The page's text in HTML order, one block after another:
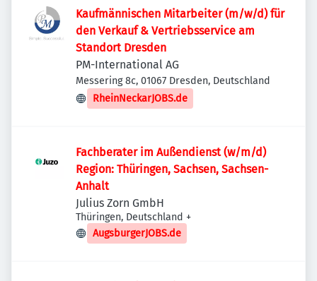
Kaufmännischen Mitarbeiter (m/w/d) für
den Verkauf & Vertriebsservice am
Standort Dresden
PM-International AG
Messering 8c, 01067 Dresden, Deutschland
RheinNeckarJOBS.de
Fachberater im Außendienst (w/m/d)
Region: Thüringen, Sachsen, Sachsen-
Anhalt
Julius Zorn GmbH
Thüringen, Deutschland +
AugsburgerJOBS.de